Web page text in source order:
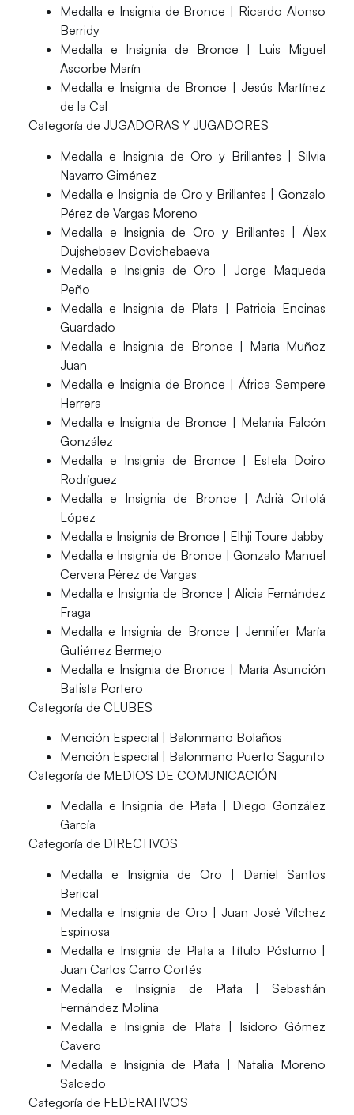
Medalla e Insignia de Bronce | Ricardo Alonso
Berridy
Medalla e Insignia de Bronce | Luis Miguel
Ascorbe Marín
Medalla e Insignia de Bronce | Jesús Martínez
de la Cal
Categoría de JUGADORAS Y JUGADORES
Medalla e Insignia de Oro y Brillantes | Silvia
Navarro Giménez
Medalla e Insignia de Oro y Brillantes | Gonzalo
Pérez de Vargas Moreno
Medalla e Insignia de Oro y Brillantes | Álex
Dujshebaev Dovichebaeva
Medalla e Insignia de Oro | Jorge Maqueda
Peño
Medalla e Insignia de Plata | Patricia Encinas
Guardado
Medalla e Insignia de Bronce | María Muñoz
Juan
Medalla e Insignia de Bronce | África Sempere
Herrera
Medalla e Insignia de Bronce | Melania Falcón
González
Medalla e Insignia de Bronce | Estela Doiro
Rodríguez
Medalla e Insignia de Bronce | Adrià Ortolá
López
Medalla e Insignia de Bronce | Elhji Toure Jabby
Medalla e Insignia de Bronce | Gonzalo Manuel
Cervera Pérez de Vargas
Medalla e Insignia de Bronce | Alicia Fernández
Fraga
Medalla e Insignia de Bronce | Jennifer María
Gutiérrez Bermejo
Medalla e Insignia de Bronce | María Asunción
Batista Portero
Categoría de CLUBES
Mención Especial | Balonmano Bolaños
Mención Especial | Balonmano Puerto Sagunto
Categoría de MEDIOS DE COMUNICACIÓN
Medalla e Insignia de Plata | Diego González
García
Categoría de DIRECTIVOS
Medalla e Insignia de Oro | Daniel Santos
Bericat
Medalla e Insignia de Oro | Juan José Vílchez
Espinosa
Medalla e Insignia de Plata a Título Póstumo |
Juan Carlos Carro Cortés
Medalla e Insignia de Plata | Sebastián
Fernández Molina
Medalla e Insignia de Plata | Isidoro Gómez
Cavero
Medalla e Insignia de Plata | Natalia Moreno
Salcedo
Categoría de FEDERATIVOS